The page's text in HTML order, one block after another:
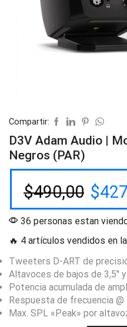
Compartir:
D3V Adam Audio |
Negros (PAR)
$490,00 $
36 personas estan
🔥 4 artículos vendidos en
Tweeters D-ART de
Altavoces de bajos de 3,5″
Potencia acumulada de
Respuesta de frecuencia
Max. SPL «Peak» por